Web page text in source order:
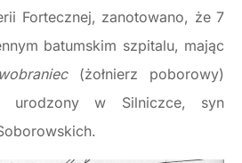
Fortecznej, zanotowano, że 7
batumskim szpitalu, mając
(żołnierz poborowy)
urodzony w Silniczce, syn